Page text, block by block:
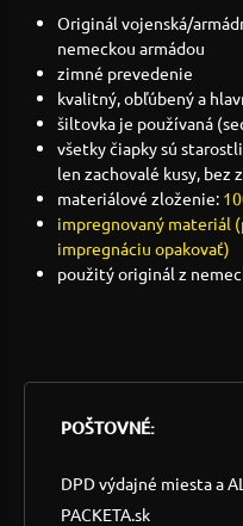
Originál vojenská/
nemeckou armádou
zimné prevedenie
kvalitný, obľúbený a
šiltovka je používaná
všetky čiapky sú
len zachovalé kusy, bez
materiálové zloženie:
impregnovaný materiál
impregnáciu opakovať)
použitý originál z
POŠTOVNÉ:
DPD výdajné miesta a
PACKETA.sk